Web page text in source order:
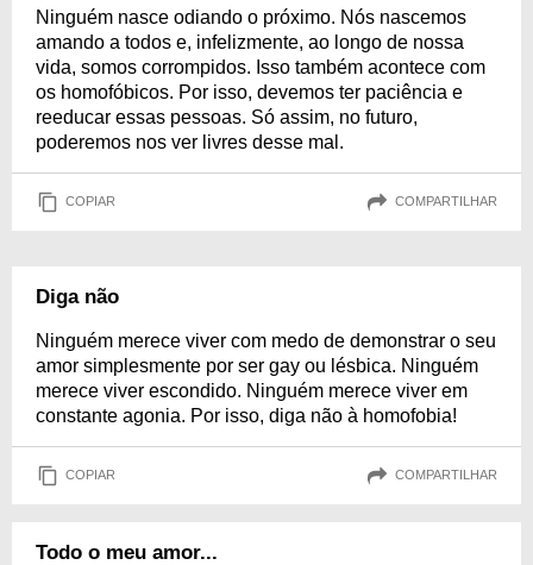
Ninguém nasce odiando o próximo. Nós nascemos
amando a todos e, infelizmente, ao longo de nossa
vida, somos corrompidos. Isso também acontece com
os homofóbicos. Por isso, devemos ter paciência e
reeducar essas pessoas. Só assim, no futuro,
poderemos nos ver livres desse mal.
COPIAR COMPARTILHAR
Diga não
Ninguém merece viver com medo de demonstrar o seu
amor simplesmente por ser gay ou lésbica. Ninguém
merece viver escondido. Ninguém merece viver em
constante agonia. Por isso, diga não à homofobia!
COPIAR COMPARTILHAR
Todo o meu amor...